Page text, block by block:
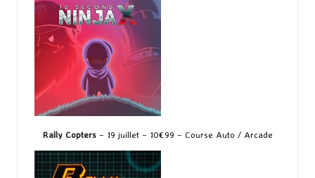
Rally Copters – 19 juillet – 10€99 – Course Auto / Arcade